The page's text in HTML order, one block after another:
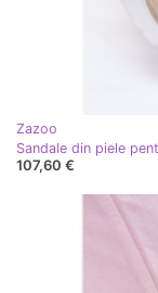
Zazoo
107,60 €